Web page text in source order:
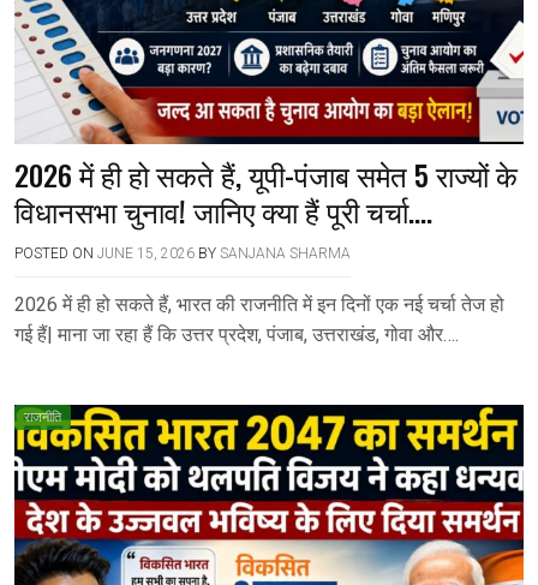
2026 में ही हो सकते हैं, यूपी-पंजाब समेत 5 राज्यों के
विधानसभा चुनाव! जानिए क्या हैं पूरी चर्चा….
POSTED ON JUNE 15, 2026 BY SANJANA SHARMA
2026 में ही हो सकते हैं, भारत की राजनीति में इन दिनों एक नई चर्चा तेज हो
गई हैं| माना जा रहा हैं कि उत्तर प्रदेश, पंजाब, उत्तराखंड, गोवा और….
राजनीति